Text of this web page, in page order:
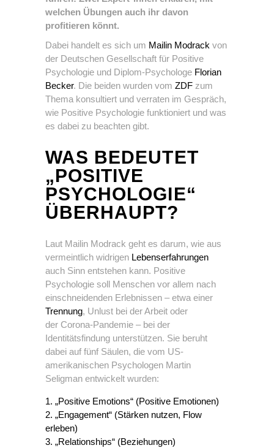
welchen Übungen auch ihr davon
profitieren könnt.
Dabei handelt es sich um Mailin Modrack von
der Deutschen Gesellschaft für Positive
Psychologie und Diplom-Psychologe Florian
Becker. Die beiden wurden vom ZDF zum
Thema konsultiert und verraten im Gespräch,
wie Positive Psychologie funktioniert und was
es dabei zu beachten gibt.
WAS BEDEUTET
„POSITIVE
PSYCHOLOGIE“
ÜBERHAUPT?
Laut Mailin Modrack geht es darum, wie aus
vermeintlich widrigen Lebenserfahrungen
auch Sinn entstehen kann. Positive
Psychologie soll Menschen vor allem nach
einschneidenden Erlebnissen – etwa einer
Trennung, Unlust bei der Arbeit oder
der Corona-Pandemie – bei der
Identitätsfindung unterstützen. Sie beruht
dabei auf fünf Säulen, die vom US-
amerikanischen Psychologen Martin
Seligman entwickelt wurden:
„Positive Emotions“ (Positive Emotionen)
„Engagement“ (Stärken nutzen, Flow
erleben)
„Relationships“ (Beziehungen)